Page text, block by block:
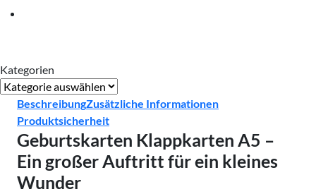
Kategorien
Kategorien
BeschreibungZusätzliche Informationen
Produktsicherheit
Geburtskarten Klappkarten A5 –
Ein großer Auftritt für ein kleines
Wunder